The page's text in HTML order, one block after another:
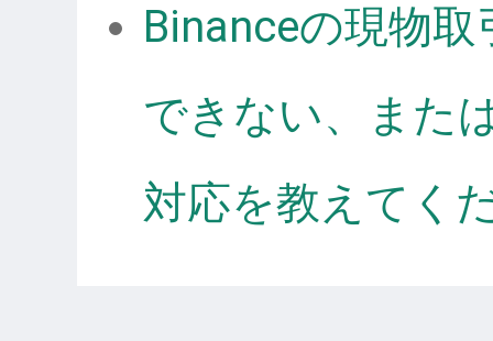
Binanceの現物
できない、また
対応を教えてく